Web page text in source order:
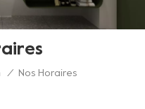
/ Nos Horaires